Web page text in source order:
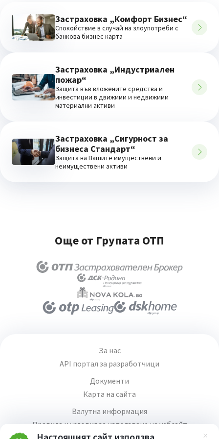
Застраховка „Комфорт Бизнес“
Спокойствие в случай на злоупотреби с
банкова бизнес карта
Застраховка „Индустриален
пожар“
Защита във вложените средства и
инвестиции в движими и недвижими
материални активи
Застраховка „Сигурност за
бизнеса Стандарт“
Защита на Вашите имуществени и
неимуществени активи
Още от Групата ОТП
За нас
API портал за разработчици
Документи
Карта на сайта
Валутна информация
Правила и условия за използване на уебсайт